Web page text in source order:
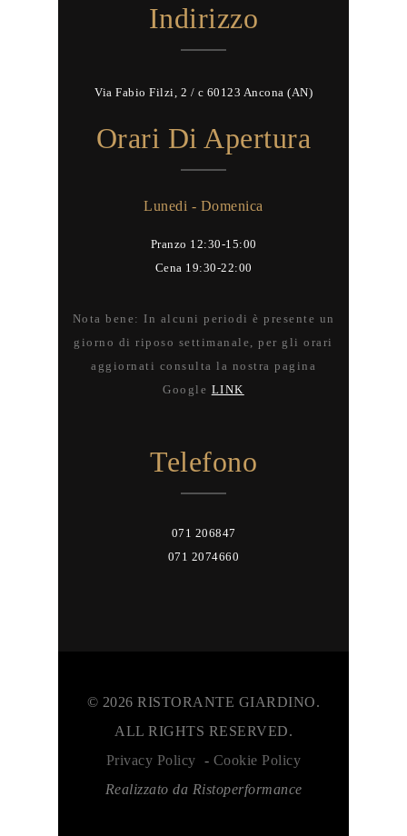
Indirizzo
Via Fabio Filzi, 2 / c 60123 Ancona (AN)
Orari Di Apertura
Lunedi - Domenica
Pranzo 12:30-15:00
Cena 19:30-22:00
Nota bene: In alcuni periodi è presente un
giorno di riposo settimanale, per gli orari
aggiornati consulta la nostra pagina
Google LINK
Telefono
071 206847
071 2074660
© 2026 RISTORANTE GIARDINO.
ALL RIGHTS RESERVED.
Privacy Policy - Cookie Policy
Realizzato da Ristoperformance